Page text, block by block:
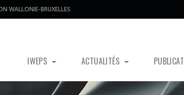
WALLONIE-BRUXELLES
IWEPS ACTUALITÉS